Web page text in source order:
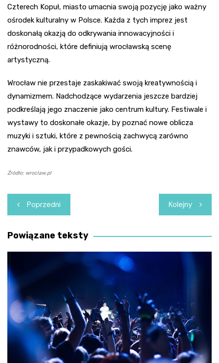
Czterech Kopuł, miasto umacnia swoją pozycję jako ważny
ośrodek kulturalny w Polsce. Każda z tych imprez jest
doskonałą okazją do odkrywania innowacyjności i
różnorodności, które definiują wrocławską scenę
artystyczną.
Wrocław nie przestaje zaskakiwać swoją kreatywnością i
dynamizmem. Nadchodzące wydarzenia jeszcze bardziej
podkreślają jego znaczenie jako centrum kultury. Festiwale i
wystawy to doskonałe okazje, by poznać nowe oblicza
muzyki i sztuki, które z pewnością zachwycą zarówno
znawców, jak i przypadkowych gości.
Źródło: wroclaw.pl
Nawigacja
wpisu
Poprzedni Kolejny
Powiązane teksty